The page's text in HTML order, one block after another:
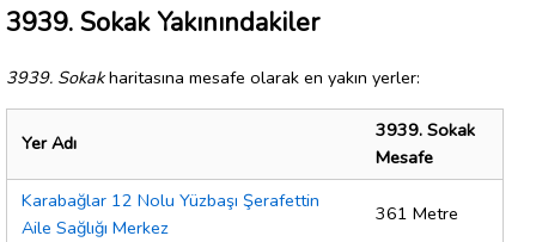
3939. Sokak Yakınındakiler
3939. Sokakharitasına mesafe olarak en yakın yerler:
Yer Adı
3939. Sokak
Mesafe
Karabağlar 12 Nolu Yüzbaşı Şerafettin
Aile Sağlığı Merkez
361 Metre